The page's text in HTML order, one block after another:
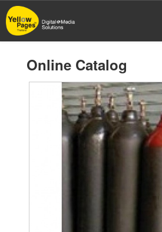
Skip
to
main
Online Catalog